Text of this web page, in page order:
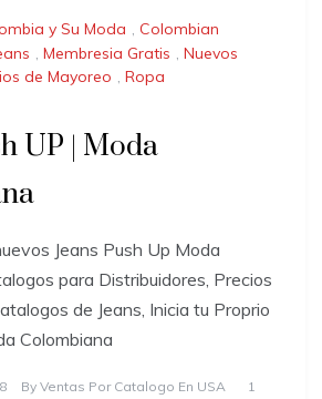
y Su Moda , Colombian
, Membresia Gratis , Nuevos
de Mayoreo , Ropa
UP | Moda
Jeans Push Up Moda
para Distribuidores, Precios
de Jeans, Inicia tu Proprio
Colombiana
By Ventas Por Catalogo En USA
1